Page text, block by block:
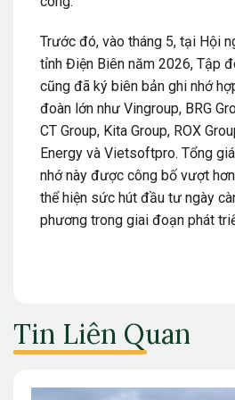
Trước đó, vào tháng 5, tại Hội
tỉnh Điện Biên năm 2026, Tập
cũng đã ký biên bản ghi nhớ
đoàn lớn như Vingroup, BRG
CT Group, Kita Group, ROX
Energy và Vietsoftpro. Tổng
nhớ này được công bố vượt
thể hiện sức hút đầu tư ngày
phương trong giai đoạn phát
Tin Liên Quan